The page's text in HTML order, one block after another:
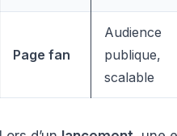
Page fan
Audience
publique,
scalable